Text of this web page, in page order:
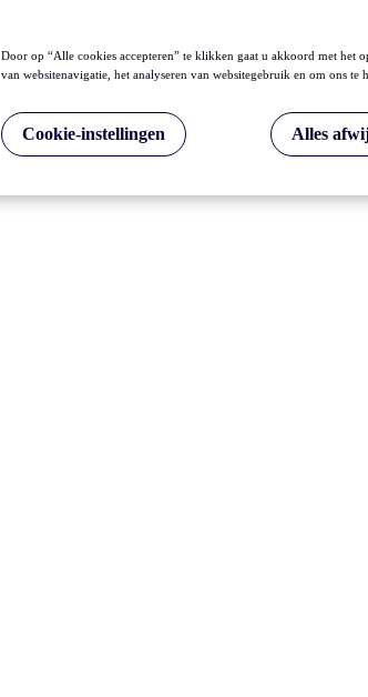
Door op “Alle cookies accepteren” te klikken gaat u akkoord met het
van websitenavigatie, het analyseren van websitegebruik en om ons te
Cookie-instellingen Alles